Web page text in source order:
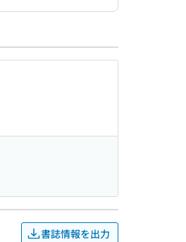
書誌情報を出力